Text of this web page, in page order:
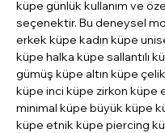
küpe günlük kullanım ve
seçenektir. Bu deneysel
erkek küpe kadın küpe
küpe halka küpe sallantılı
gümüş küpe altın küpe
küpe inci küpe zirkon küpe
minimal küpe büyük küpe
küpe etnik küpe piercing